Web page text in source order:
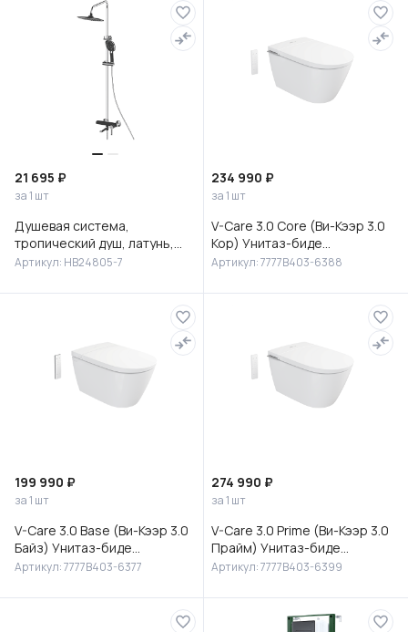
21 695 ₽
за 1 шт
Душевая система,
тропический душ, латунь,
черный/хром, HB24805-7
Артикул: HB24805-7
234 990 ₽
за 1 шт
V-Care 3.0 Core (Ви-Кээр 3.0
Кор) Унитаз-биде
подвесной, 7777B403-6388
Артикул: 7777B403-6388
199 990 ₽
за 1 шт
V-Care 3.0 Base (Ви-Кээр 3.0
Байз) Унитаз-биде
подвесной, 7777B403-6377
Артикул: 7777B403-6377
274 990 ₽
за 1 шт
V-Care 3.0 Prime (Ви-Кээр 3.0
Прайм) Унитаз-биде
подвесной, 7777B403-6399
Артикул: 7777B403-6399